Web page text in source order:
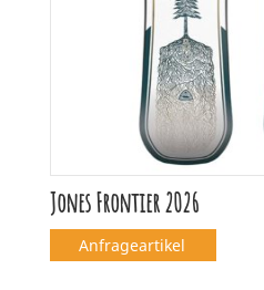
Jones Frontier 2026
Anfrageartikel